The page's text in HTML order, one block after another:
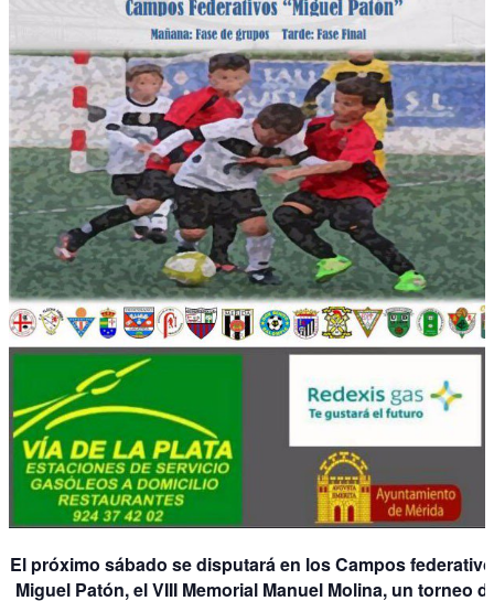
El próximo sábado se disputará en los Campos
Miguel Patón, el VIII Memorial Manuel Molina, un torneo